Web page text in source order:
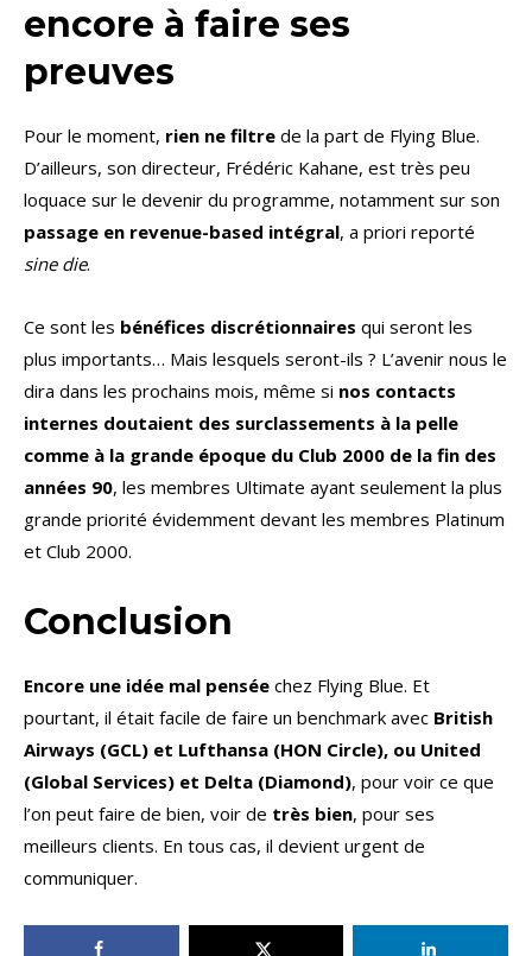
encore à faire ses
preuves
Pour le moment, rien ne filtre de la part de Flying Blue.
D’ailleurs, son directeur, Frédéric Kahane, est très peu
loquace sur le devenir du programme, notamment sur son
passage en revenue-based intégral, a priori reporté
sine die.
Ce sont les bénéfices discrétionnaires qui seront les
plus importants… Mais lesquels seront-ils ? L’avenir nous le
dira dans les prochains mois, même si nos contacts
internes doutaient des surclassements à la pelle
comme à la grande époque du Club 2000 de la fin des
années 90, les membres Ultimate ayant seulement la plus
grande priorité évidemment devant les membres Platinum
et Club 2000.
Conclusion
Encore une idée mal pensée chez Flying Blue. Et
pourtant, il était facile de faire un benchmark avec British
Airways (GCL) et Lufthansa (HON Circle), ou United
(Global Services) et Delta (Diamond), pour voir ce que
l’on peut faire de bien, voir de très bien, pour ses
meilleurs clients. En tous cas, il devient urgent de
communiquer.